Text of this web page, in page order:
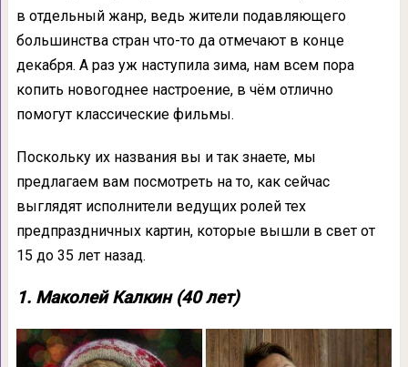
в отдельный жанр, ведь жители подавляющего
большинства стран что-то да отмечают в конце
декабря. А раз уж наступила зима, нам всем пора
копить новогоднее настроение, в чём отлично
помогут классические фильмы.
Поскольку их названия вы и так знаете, мы
предлагаем вам посмотреть на то, как сейчас
выглядят исполнители ведущих ролей тех
предпраздничных картин, которые вышли в свет от
15 до 35 лет назад.
1. Маколей Калкин (40 лет)